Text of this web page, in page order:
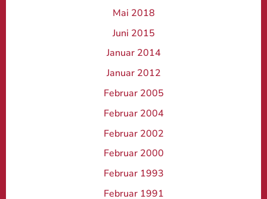
Mai 2018
Juni 2015
Januar 2014
Januar 2012
Februar 2005
Februar 2004
Februar 2002
Februar 2000
Februar 1993
Februar 1991